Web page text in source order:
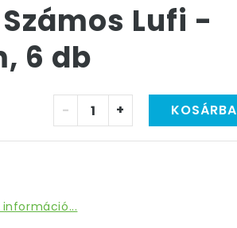
Lufi -
6 db
- + KOSÁRBA